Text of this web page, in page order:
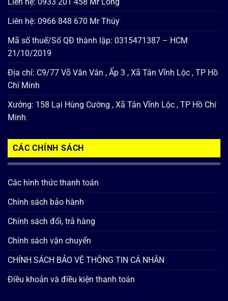
Liên hệ: 0966 848 670 Mr Thúy
Mã số thuế/Số QĐ thành lập: 0315471387 – HCM
21/10/2019
Địa chỉ: C9/77 Võ Văn Vân , Ấp 3 , Xã Tân Vĩnh Lộc , TP Hồ
Chí Minh
Xưởng: 158 Lại Hùng Cường , Xã Tân Vĩnh Lộc , TP Hồ Chí
Minh
CÁC CHÍNH SÁCH
Các hình thức thanh toán
Chính sách bảo hành
Chính sách đổi, trả hàng
Chính sách vận chuyển
CHÍNH SÁCH BẢO VỆ THÔNG TIN CÁ NHÂN
Điều khoản và điều kiện thanh toán